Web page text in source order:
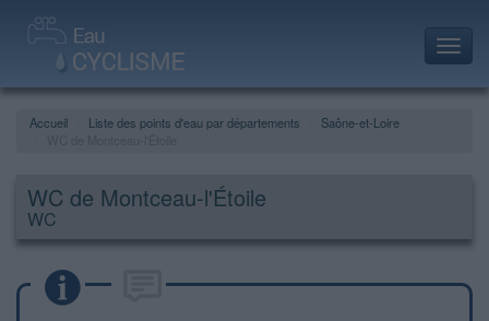
Accueil Liste des points d'eau par départements
Saône-et-Loire
WC de Montceau-l'Étoile
WC